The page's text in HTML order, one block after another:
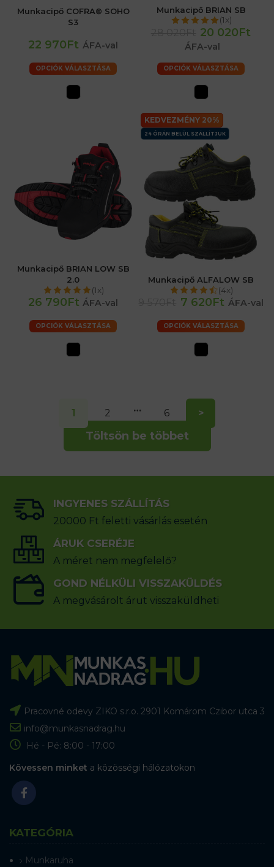
Munkacipő COFRA® SOHO
S3
22 970Ft ÁFA-val
OPCIÓK VÁLASZTÁSA
Munkacipő BRIAN SB
(1x)
20 020Ft
ÁFA-val
OPCIÓK VÁLASZTÁSA
Munkacipő BRIAN LOW SB
2.0
(1x)
26 790Ft ÁFA-val
OPCIÓK VÁLASZTÁSA
KEDVEZMÉNY 20%
24 ÓRÁN BELÜL SZÁLLÍTJUK
Munkacipő ALFALOW SB
(4x)
7 620Ft ÁFA-val
OPCIÓK VÁLASZTÁSA
Töltsön be többet
1 2 … 6 >
INGYENES SZÁLLÍTÁS
20000 Ft feletti vásárlás esetén
ÁRUK CSERÉJE
A méret nem megfelelő?
GOND NÉLKÜLI VISSZAKÜLDÉS
A megvásárolt árut visszaküldheti
Pracovné odevy ZIKO s.r.o. 2901 Komárom Czibor utca 3
info@munkasnadrag.hu
Hé - Pé: 8:00 - 17:00
Kövessen minket a közösségi hálózatokon
KATEGÓRIA
Munkaruha